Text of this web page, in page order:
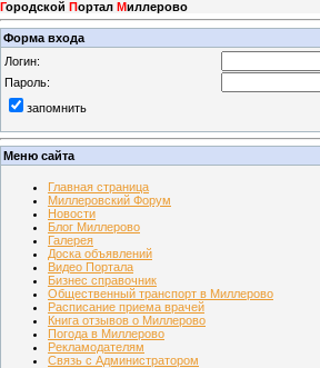
Городской Портал Миллерово
Форма входа
Логин:
Пароль:
запомнить
Меню сайта
Главная страница
Миллеровский Форум
Новости
Блог Миллерово
Галерея
Доска объявлений
Видео Портала
Бизнес справочник
Общественный транспорт в Миллерово
Расписание приема врачей
Книга отзывов о Миллерово
Погода в Миллерово
Рекламодателям
Связь с Администратором